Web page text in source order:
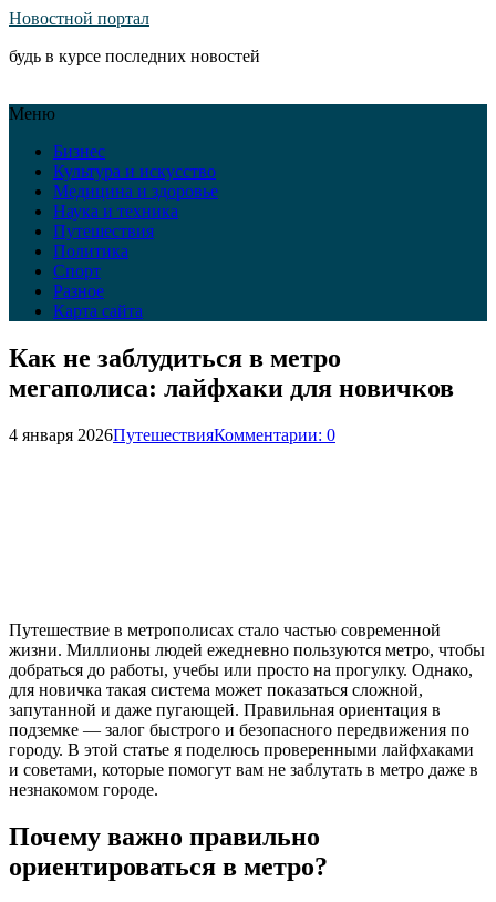
Новостной портал
будь в курсе последних новостей
Меню
Бизнес
Культура и искусство
Медицина и здоровье
Наука и техника
Путешествия
Политика
Спорт
Разное
Карта сайта
Как не заблудиться в метро
мегаполиса: лайфхаки для новичков
4 января 2026ПутешествияКомментарии: 0
Путешествие в метрополисах стало частью современной
жизни. Миллионы людей ежедневно пользуются метро, чтобы
добраться до работы, учебы или просто на прогулку. Однако,
для новичка такая система может показаться сложной,
запутанной и даже пугающей. Правильная ориентация в
подземке — залог быстрого и безопасного передвижения по
городу. В этой статье я поделюсь проверенными лайфхаками
и советами, которые помогут вам не заблутать в метро даже в
незнакомом городе.
Почему важно правильно
ориентироваться в метро?